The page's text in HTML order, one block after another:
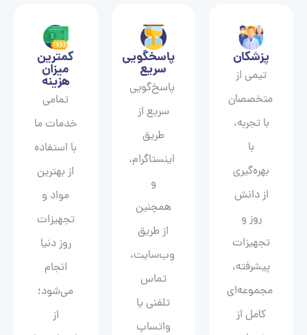
پزشکان
تیمی از
متخصصان
با تجربه،
با
بهره‌گیری
از دانش
روز و
تجهیزات
پیشرفته،
مجموعه‌ای
کامل از
پاسخگویی
سریع
پاسخ‌گویی
سریع از
طریق
اینستاگرام،
و
همچنین
از طریق
وب‌سایت،
تماس
تلفنی یا
واتساپ
کمترین
میزان
هزینه
تمامی
خدمات ما
با استفاده
از بهترین
مواد و
تجهیزات
روز دنیا
انجام
می‌شود؛
از